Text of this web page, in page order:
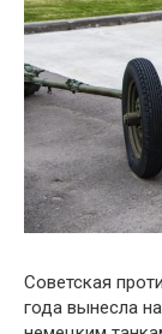
Советская
года вынесла